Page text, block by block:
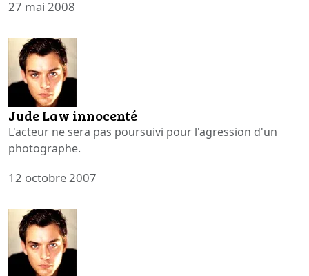
27 mai 2008
Jude Law innocenté
L'acteur ne sera pas poursuivi pour l'agression d'un
photographe.
12 octobre 2007